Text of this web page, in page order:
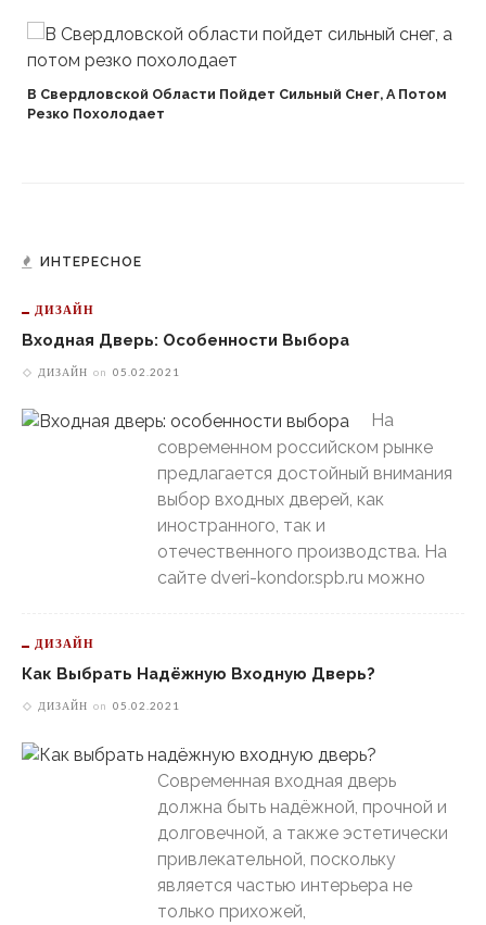
В Свердловской Области Пойдет Сильный Снег, А Потом
Резко Похолодает
ИНТЕРЕСНОЕ
ДИЗАЙН
Входная Дверь: Особенности Выбора
ДИЗАЙН on 05.02.2021
На
современном российском рынке
предлагается достойный внимания
выбор входных дверей, как
иностранного, так и
отечественного производства. На
сайте dveri-kondor.spb.ru можно
ДИЗАЙН
Как Выбрать Надёжную Входную Дверь?
ДИЗАЙН on 05.02.2021
Современная входная дверь
должна быть надёжной, прочной и
долговечной, а также эстетически
привлекательной, поскольку
является частью интерьера не
только прихожей,